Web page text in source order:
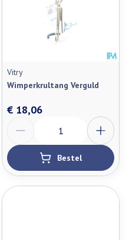
Vitry
Wimperkrultang Verguld
€ 18,06
Bestel